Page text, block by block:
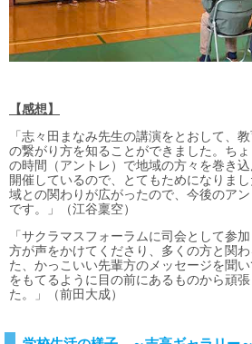
【感想】
「志々田まなみ先生の講演をとおして、
の繋がり方を知ることができました。ち
の時間（アントレ）で地域の方々を巻き
開催しているので、とてもためになりま
域との関わりが広がったので、今後のア
です。」（江谷稟空）
「サクラマスフォーラムに司会として参
方が声をかけてくださり、多くの方と関
た、かっこいい先輩方のメッセージを聞
をもてるように目の前にあるものから頑
た。」（前田大成）